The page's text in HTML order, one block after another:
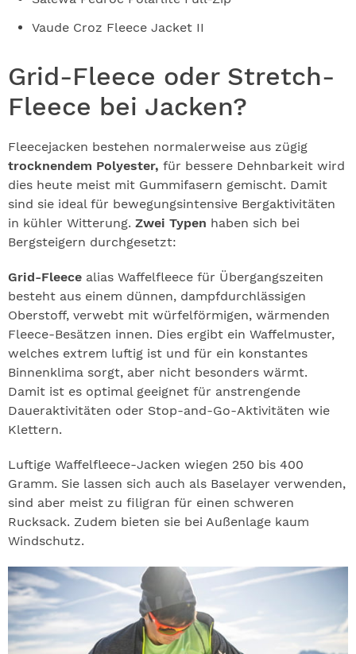
Vaude Croz Fleece Jacket II
Grid-Fleece oder Stretch-
Fleece bei Jacken?
Fleecejacken bestehen normalerweise aus zügig
trocknendem Polyester, für bessere Dehnbarkeit wird
dies heute meist mit Gummifasern gemischt. Damit
sind sie ideal für bewegungsintensive Bergaktivitäten
in kühler Witterung. Zwei Typen haben sich bei
Bergsteigern durchgesetzt:
Grid-Fleece alias Waffelfleece für Übergangszeiten
besteht aus einem dünnen, dampfdurchlässigen
Oberstoff, verwebt mit würfelförmigen, wärmenden
Fleece-Besätzen innen. Dies ergibt ein Waffelmuster,
welches extrem luftig ist und für ein konstantes
Binnenklima sorgt, aber nicht besonders wärmt.
Damit ist es optimal geeignet für anstrengende
Daueraktivitäten oder Stop-and-Go-Aktivitäten wie
Klettern.
Luftige Waffelfleece-Jacken wiegen 250 bis 400
Gramm. Sie lassen sich auch als Baselayer verwenden,
sind aber meist zu filigran für einen schweren
Rucksack. Zudem bieten sie bei Außenlage kaum
Windschutz.